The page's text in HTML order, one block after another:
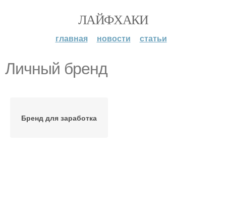
ЛАЙФХАКИ
главная новости статьи
Личный бренд
Бренд для заработка